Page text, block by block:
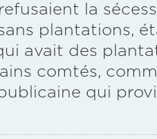
la
plantations,
avait des
comtés,
qui